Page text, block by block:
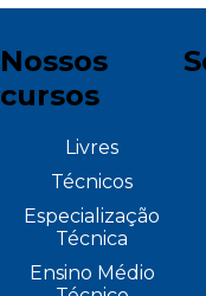
Nossos
cursos
Livres
Técnicos
Especialização
Técnica
Ensino Médio